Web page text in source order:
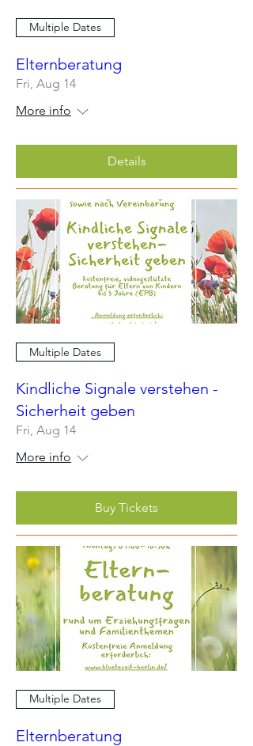
Multiple Dates
Elternberatung
Fri, Aug 14
More info
Details
Multiple Dates
Kindliche Signale verstehen -
Sicherheit geben
Fri, Aug 14
More info
Buy Tickets
Multiple Dates
Elternberatung